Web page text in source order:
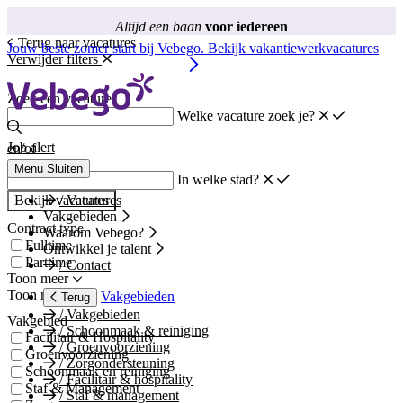
Jouw beste zomer start bij Vebego. Bekijk vakantiewerkvacatures
Job alert
Menu Sluiten
/Vacatures
Vakgebieden
Waarom Vebego?
Ontwikkel je talent
/Contact
Terug
Vakgebieden
/Vakgebieden
/Schoonmaak & reiniging
/Groenvoorziening
/Zorgondersteuning
/Facilitair & hospitality
/Staf & management
Altijd een baan voor iedereen
Terug naar vacatures
Verwijder filters
Zoek een vacature
Welke vacature zoek je?
en/of
In welke stad?
Bekijk vacatures
Contract type
Fulltime
Parttime
Toon meer
Toon minder
Vakgebied
Facilitair & Hospitality
Groenvoorziening
Schoonmaak en reiniging
Staf & Management